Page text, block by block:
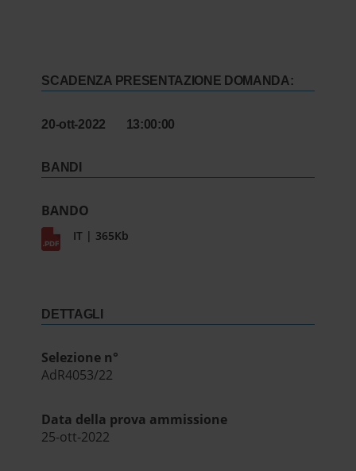
SCADENZA PRESENTAZIONE DOMANDA:
20-ott-2022 13:00:00
BANDI
BANDO
IT | 365Kb
DETTAGLI
Selezione n°
AdR4053/22
Data della prova ammissione
25-ott-2022